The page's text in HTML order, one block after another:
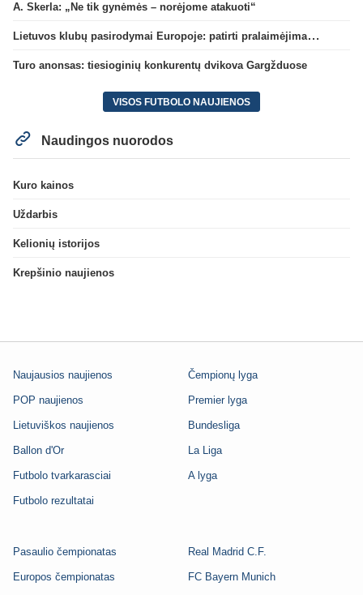
A. Skerla: „Ne tik gynėmės – norėjome atakuoti“
Lietuvos klubų pasirodymai Europoje: patirti pralaimėjimai Kroatijos atstovams
Turo anonsas: tiesioginių konkurentų dvikova Gargžduose
VISOS FUTBOLO NAUJIENOS
Naudingos nuorodos
Kuro kainos
Uždarbis
Kelionių istorijos
Krepšinio naujienos
Naujausios naujienos
POP naujienos
Lietuviškos naujienos
Ballon d'Or
Futbolo tvarkarasciai
Futbolo rezultatai
Čempionų lyga
Premier lyga
Bundesliga
La Liga
A lyga
Pasaulio čempionatas
Europos čempionatas
Real Madrid C.F.
FC Bayern Munich